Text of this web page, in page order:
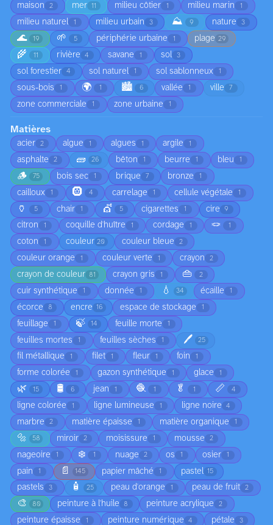
maison 2 mer 11 milieu côtier 1 milieu marin 1
milieu naturel 1 milieu urbain 3 ⛰️ 9 nature 3
🌊 19 🌱 5 périphérie urbaine 1 plage 29
🌾 11 rivière 4 savane 1 sol 3
sol forestier 4 sol naturel 1 sol sablonneux 1
sous-bois 1 🌍 1 🏙️ 6 vallée 1 ville 7
zone commerciale 1 zone urbaine 1
Matières
acier 2 algue 1 algues 1 argile 1
asphalte 2 🧱 26 bêton 1 beurre 1 bleu 1
🪵 75 bois sec 1 brique 7 bronze 1
cailloux 1 🛞 4 carrelage 1 cellule végétale 1
🏺 5 chair 1 💇 5 cigarettes 1 cire 9
citron 1 coquille d'huître 1 cordage 1 🪢 1
coton 1 couleur 20 couleur bleue 2
couleur orange 1 couleur verte 1 crayon 2
crayon de couleur 81 crayon gris 1 👜 2
cuir synthétique 1 donnée 1 💧 34 écaille 1
écorce 8 encre 16 espace de stockage 1
feuillage 1 🍃 14 feuille morte 1
feuilles mortes 1 feuilles sèches 1 🖊️ 25
fil métallique 1 filet 1 fleur 1 foin 1
forme colorée 1 gazon synthétique 1 glace 1
🌿 15 🛢️ 6 jean 1 🧶 1 🥬 1 📏 4
ligne colorée 1 ligne lumineuse 1 ligne noire 4
marbre 2 matière épaisse 1 matière organique 1
🔩 58 miroir 2 moisissure 1 mousse 2
nageoire 1 ❄️ 1 nuage 2 os 1 osier 1
pain 1 📄 145 papier mâché 1 pastel 15
pastels 3 🧴 25 peau d'orange 1 peau de fruit 2
🎨 80 peinture à l'huile 8 peinture acrylique 2
peinture épaisse 1 peinture numérique 4 pétale 3